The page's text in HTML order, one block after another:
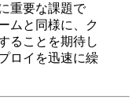
重要な課題で
ムと同様に、ク
ることを期待し
ロイを迅速に繰